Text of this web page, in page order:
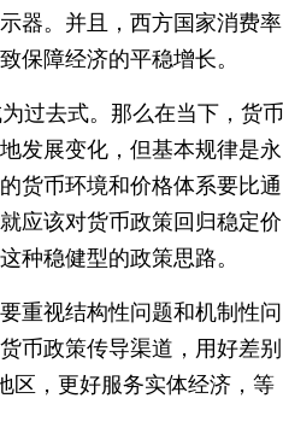
器。并且，西方国家消费率
保障经济的平稳增长。
过去式。那么在当下，货币
发展变化，但基本规律是永
货币环境和价格体系要比通
应该对货币政策回归稳定价
种稳健型的政策思路。
重视结构性问题和机制性问
币政策传导渠道，用好差别
区，更好服务实体经济，等